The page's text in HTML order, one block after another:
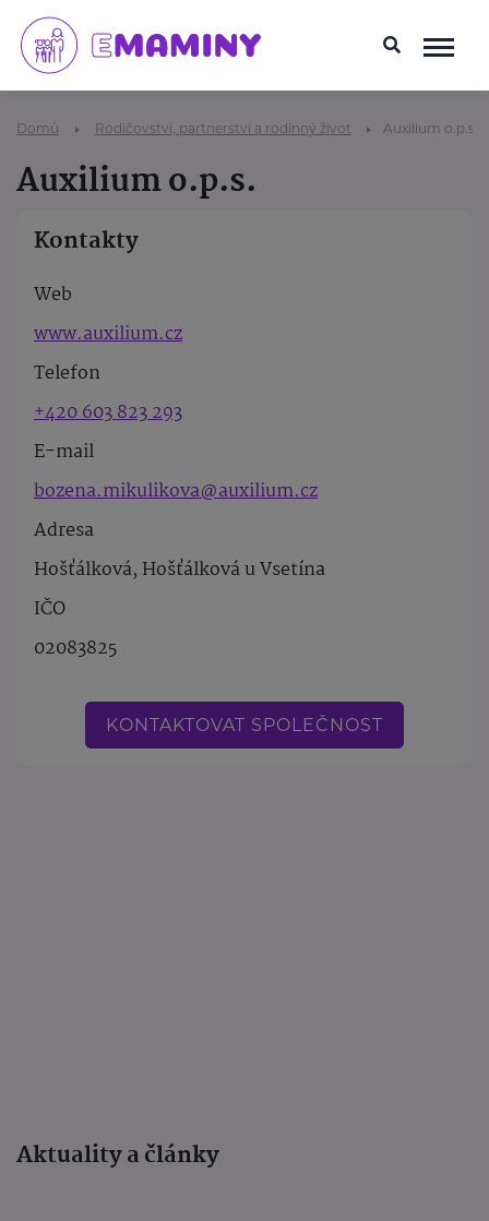
Domů Rodičovství, partnerství a rodinný život Auxilium o.p.s.
Auxilium o.p.s.
Kontakty
Web
www.auxilium.cz
Telefon
+420 603 823 293
E-mail
bozena.mikulikova@auxilium.cz
Adresa
Hošťálková, Hošťálková u Vsetína
IČO
02083825
KONTAKTOVAT SPOLEČNOST
Aktuality a články